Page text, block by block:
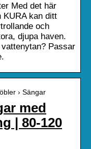
Med det här
KURA kan ditt
och
djupa haven.
Passar
› Sängar
med
| 80-120